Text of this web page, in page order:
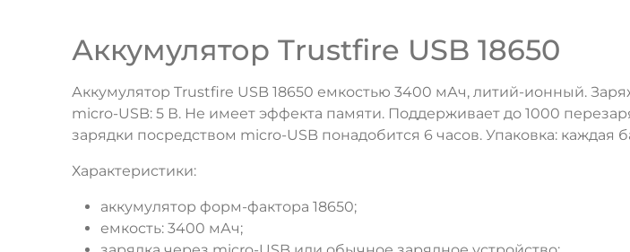
Аккумулятор Trustfire USB 18650
Аккумулятор Trustfire USB 18650 емкостью 3400 мАч, литий-ионный.
micro-USB: 5 В. Не имеет эффекта памяти. Поддерживает до 1000
зарядки посредством micro-USB понадобится 6 часов. Упаковка: каждая
Характеристики:
аккумулятор форм-фактора 18650;
емкость: 3400 мАч;